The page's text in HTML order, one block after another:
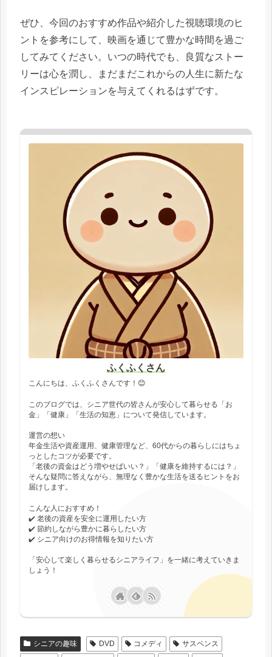
ぜひ、今回のおすすめ作品や紹介した視聴環境のヒ
ントを参考にして、映画を通じて豊かな時間を過ご
してみてください。いつの時代でも、良質なストー
リーは心を潤し、まだまだこれからの人生に新たな
インスピレーションを与えてくれるはずです。
ふくふくさん
こんにちは、ふくふくさんです！😊
このブログでは、シニア世代の皆さんが安心して暮らせる「お
金」「健康」「生活の知恵」について発信しています。
運営の想い
年金生活や資産運用、健康管理など、60代からの暮らしにはちょ
っとしたコツが必要です。
「老後の資金はどう増やせばいい？」「健康を維持するには？」
そんな疑問に答えながら、無理なく豊かな生活を送るヒントをお
届けします。
こんな人におすすめ！
✔️ 老後の資産を安全に運用したい方
✔️ 節約しながら豊かに暮らしたい方
✔️ シニア向けのお得情報を知りたい方
「安心して楽しく暮らせるシニアライフ」を一緒に考えていきま
しょう！
シニアの趣味 DVD コメディ
サスペンス